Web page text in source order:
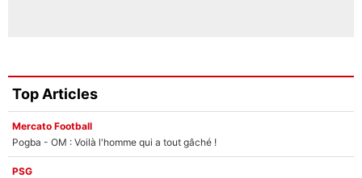
Top Articles
Mercato Football
Pogba - OM : Voilà l'homme qui a tout gâché !
PSG